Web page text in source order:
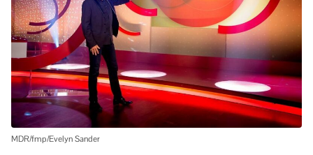
MDR/fmp/Evelyn Sander